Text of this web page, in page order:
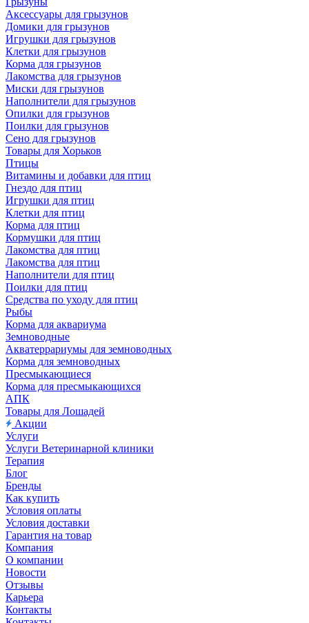
Аксессуары для грызунов
Домики для грызунов
Игрушки для грызунов
Клетки для грызунов
Корма для грызунов
Лакомства для грызунов
Миски для грызунов
Наполнители для грызунов
Опилки для грызунов
Поилки для грызунов
Сено для грызунов
Товары для Хорьков
Птицы
Витамины и добавки для птиц
Гнездо для птиц
Игрушки для птиц
Клетки для птиц
Корма для птиц
Кормушки для птиц
Лакомства для птиц
Лакомства для птиц
Наполнители для птиц
Поилки для птиц
Средства по уходу для птиц
Рыбы
Корма для аквариума
Земноводные
Акватеррариумы для земноводных
Корма для земноводных
Пресмыкающиеся
Корма для пресмыкающихся
АПК
Товары для Лошадей
Акции
Услуги
Услуги Ветеринарной клиники
Терапия
Блог
Бренды
Как купить
Условия оплаты
Условия доставки
Гарантия на товар
Компания
О компании
Новости
Отзывы
Карьера
Контакты